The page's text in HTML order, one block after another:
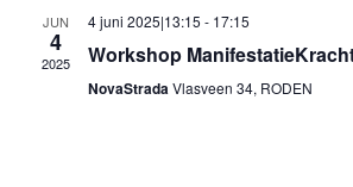
JUN
4
2025
4 juni 2025|13:15 - 17:15
Workshop
NovaStradaVlasveen 34, RODEN